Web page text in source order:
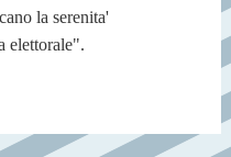
la serenita'
elettorale".